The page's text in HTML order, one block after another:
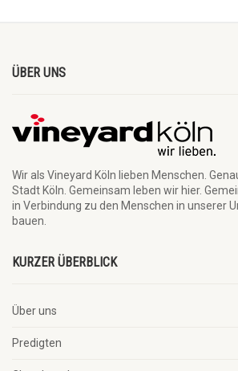
ÜBER UNS
Wir als Vineyard Köln lieben Menschen.
Stadt Köln. Gemeinsam leben wir hier.
in Verbindung zu den Menschen in unserer
bauen.
KURZER ÜBERBLICK
Über uns
Predigten